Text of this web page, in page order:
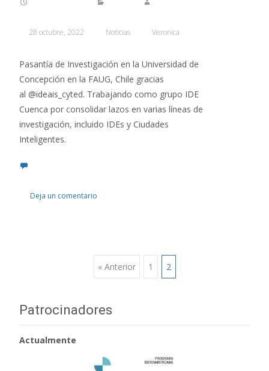
28 octubre, 2022 Noticias Veronica
Pasantía de Investigación en la Universidad de
Concepción en la FAUG, Chile gracias
al @ideais_cyted. Trabajando como grupo IDE
Cuenca por consolidar lazos en varias líneas de
investigación, incluido IDEs y Ciudades
Inteligentes.
Deja un comentario
« Anterior 1 2
Patrocinadores
Actualmente